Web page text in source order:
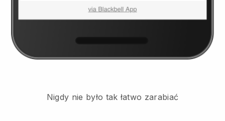
Nigdy nie było tak łatwo zarabiać